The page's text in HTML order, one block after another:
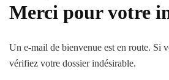
Merci pour votre
Un e-mail de bienvenue est en route. Si
vérifiez votre dossier indésirable.